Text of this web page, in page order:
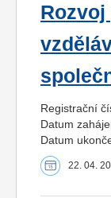
Registrační
Datum
Datum
22. 04.